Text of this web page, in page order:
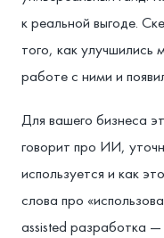
к реальной выгоде.
того, как улучшились
работе с ними и
Для вашего бизнеса
говорит про ИИ,
используется и как
слова про
assisted разработка